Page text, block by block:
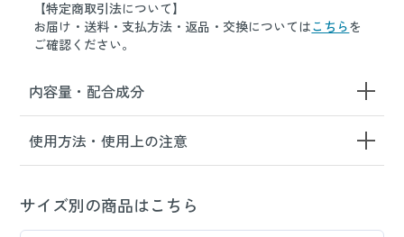
【特定商取引法について】
お届け・送料・支払方法・返品・交換についてはこちらを
ご確認ください。
内容量・配合成分
使用方法・使用上の注意
サイズ別の商品はこちら